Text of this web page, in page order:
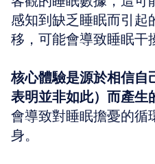
感知到缺乏睡眠而引起
移，可能會導致睡眠干
核心體驗是源於相信自
表明並非如此）而產生
會導致對睡眠擔憂的循
身。